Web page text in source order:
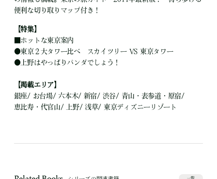
便利な切り取りマップ付き！
【特集】
ホットな東京案内
●東京２大タワー比べ スカイツリー VS 東京タワー
● 上野はやっぱりパンダでしょう！
【掲載エリア】
銀座/ お台場/ 六本木/ 新宿/ 渋谷/ 青山・表参道・原宿/
恵比寿・代官山/ 上野/ 浅草/ 東京ディズニーリゾート
一覧